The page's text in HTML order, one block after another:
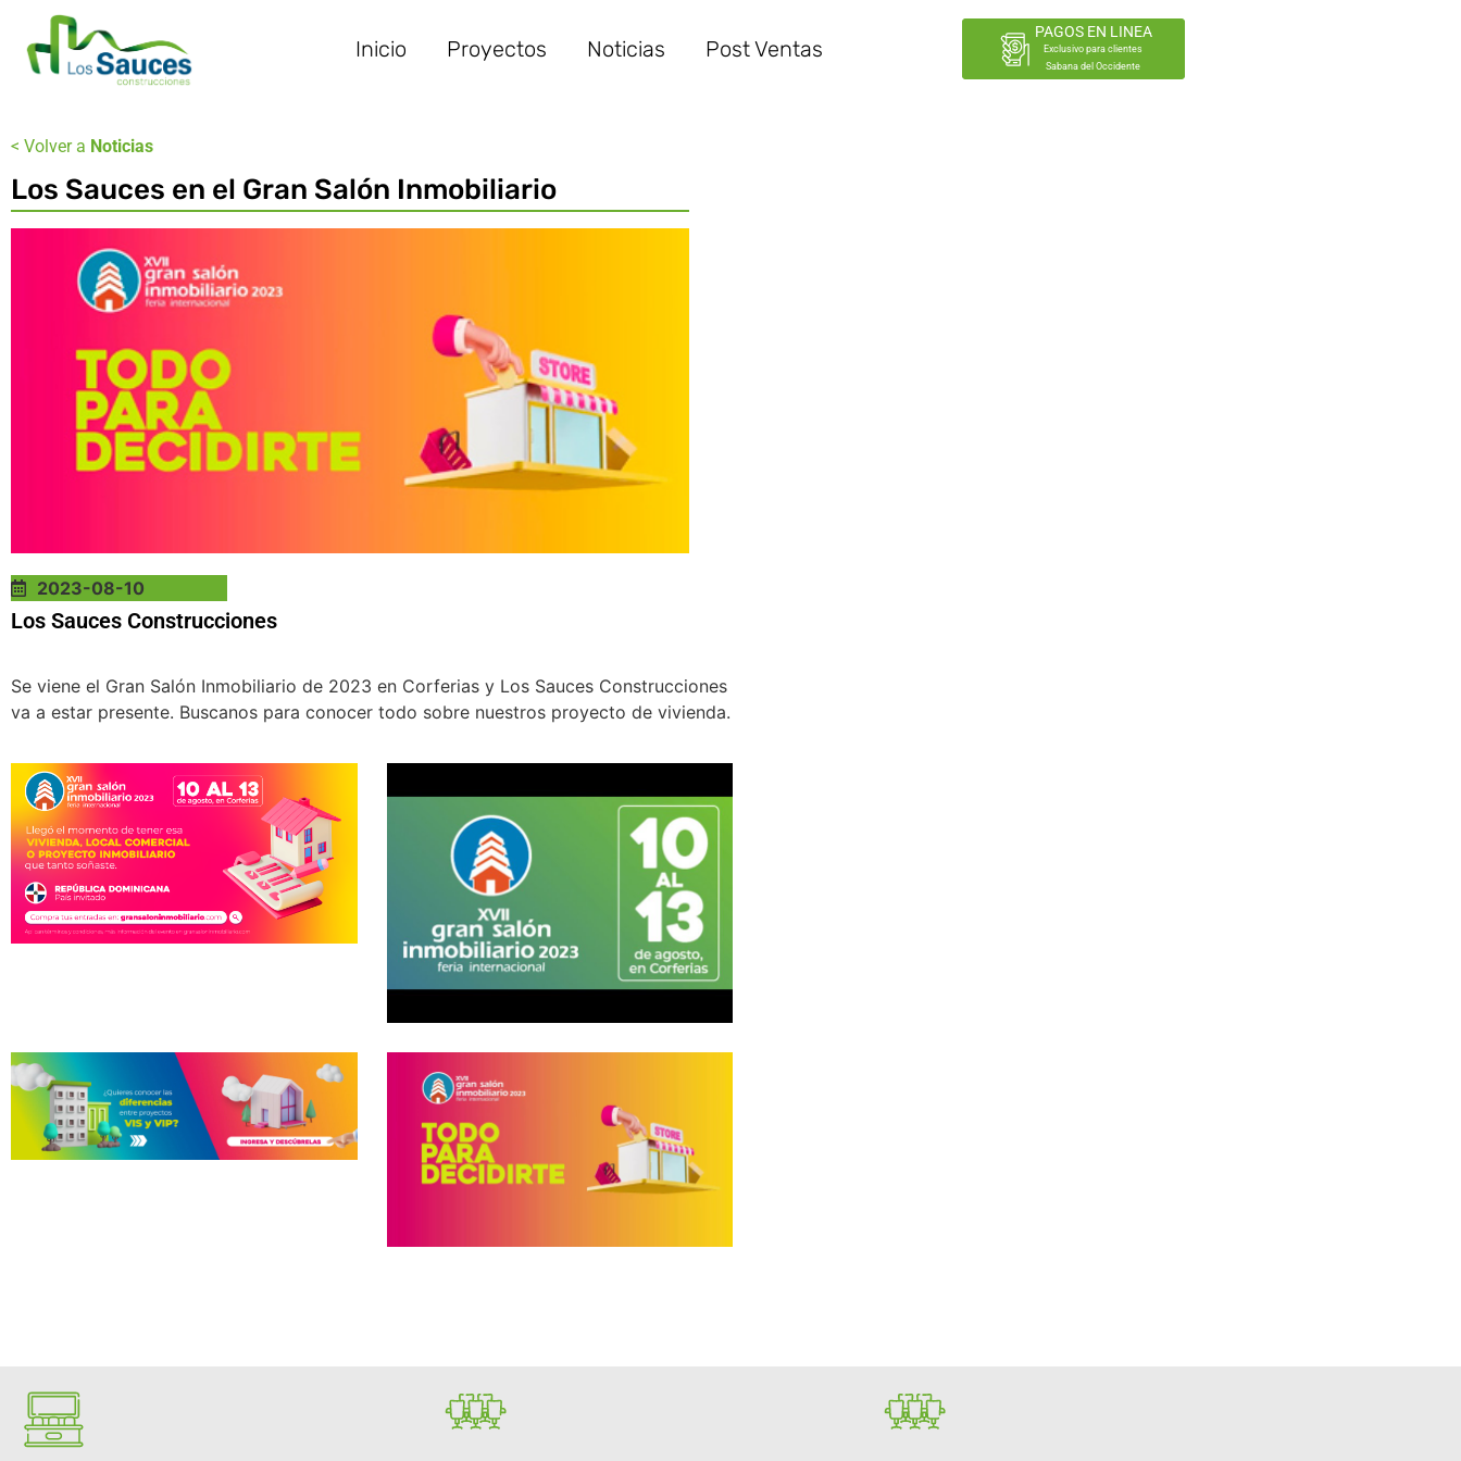
Inicio Proyectos Noticias Post Ventas
PAGOS EN LINEA
Exclusivo para clientes
Sabana del Occidente
< Volver a Noticias
Los Sauces en el Gran Salón Inmobiliario
2023-08-10
Los Sauces Construcciones
Se viene el Gran Salón Inmobiliario de 2023 en Corferias y Los Sauces Construcciones
va a estar presente. Buscanos para conocer todo sobre nuestros proyecto de vivienda.